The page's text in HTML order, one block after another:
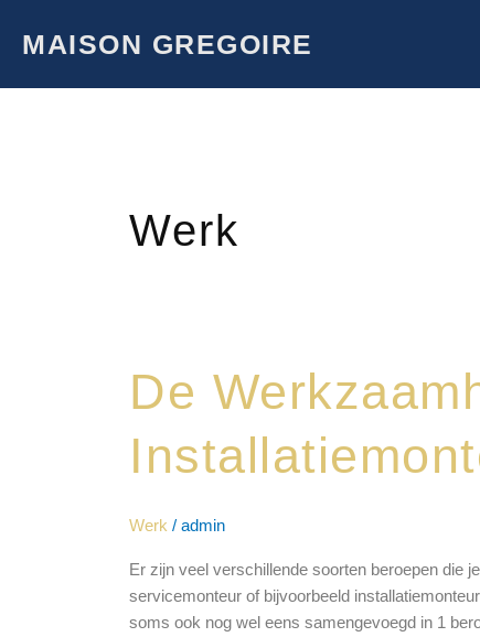
MAISON GREGOIRE
Werk
De
Werk / admin
Er zijn veel verschillende soorten beroepen die
servicemonteur of bijvoorbeeld
soms ook nog wel eens samengevoegd in 1
De
werkzaamheden
installatiemonteur